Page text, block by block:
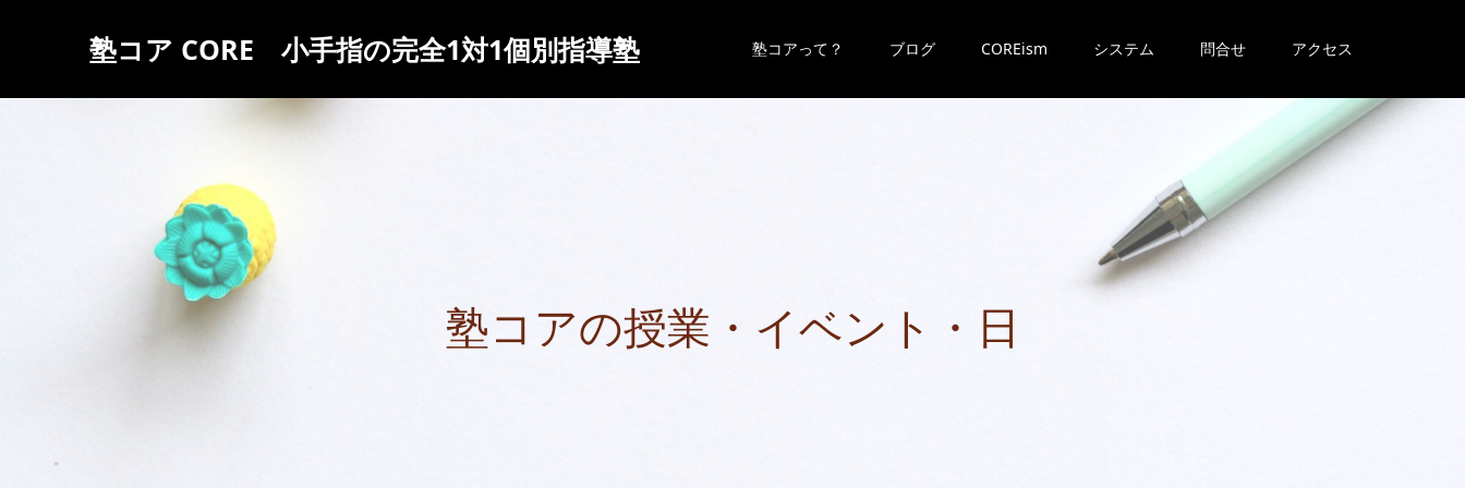
塾コア CORE 小手指の完全1対1個別指導塾 塾コアって？ ブログ COREism システム 問合せ アクセス
塾コ アの授業・ ベ ン ト 日常
塾コア の先 生